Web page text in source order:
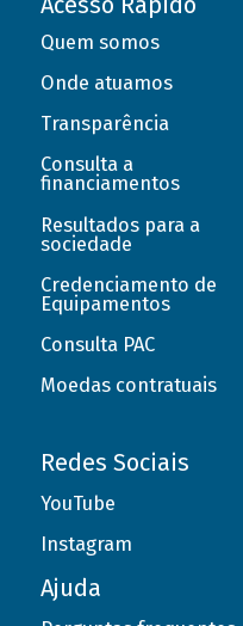
Quem somos
Onde atuamos
Transparência
Consulta a
financiamentos
Resultados para a
sociedade
Credenciamento de
Equipamentos
Consulta PAC
Moedas contratuais
Redes Sociais
YouTube
Instagram
Ajuda